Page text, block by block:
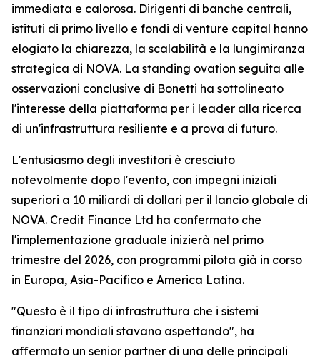
immediata e calorosa. Dirigenti di banche centrali,
istituti di primo livello e fondi di venture capital hanno
elogiato la chiarezza, la scalabilità e la lungimiranza
strategica di NOVA. La standing ovation seguita alle
osservazioni conclusive di Bonetti ha sottolineato
l'interesse della piattaforma per i leader alla ricerca
di un'infrastruttura resiliente e a prova di futuro.
L'entusiasmo degli investitori è cresciuto
notevolmente dopo l'evento, con impegni iniziali
superiori a 10 miliardi di dollari per il lancio globale di
NOVA. Credit Finance Ltd ha confermato che
l'implementazione graduale inizierà nel primo
trimestre del 2026, con programmi pilota già in corso
in Europa, Asia-Pacifico e America Latina.
"Questo è il tipo di infrastruttura che i sistemi
finanziari mondiali stavano aspettando", ha
affermato un senior partner di una delle principali